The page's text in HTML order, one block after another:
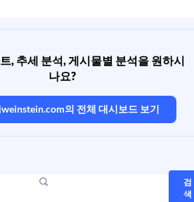
, 추세 분석, 게시물별 분석을 원하시
나요?
의 전체 대시보드 보기
검
색